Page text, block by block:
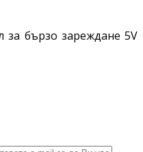
за бързо зареждане 5V